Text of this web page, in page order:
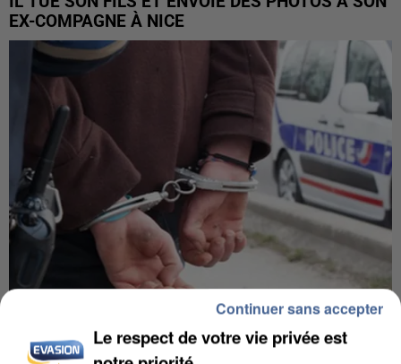
EX-COMPAGNE À NICE
L’UN DES FONDATEURS SUPPOSÉS DE LA DZ
Le respect de votre vie privée est
Continuer sans accepter